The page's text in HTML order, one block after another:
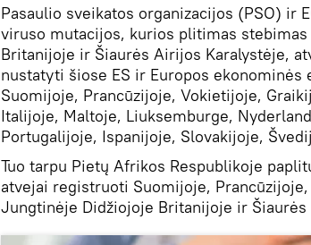
Pasaulio sveikatos organizacijos (PSO) ir
viruso mutacijos, kurios plitimas
Britanijoje ir Šiaurės Airijos Karalystėje,
nustatyti šiose ES ir Europos ekonominės
Suomijoje, Prancūzijoje, Vokietijoje,
Italijoje, Maltoje, Liuksemburge,
Portugalijoje, Ispanijoje, Slovakijoje,
Tuo tarpu Pietų Afrikos Respublikoje
atvejai registruoti Suomijoje,
Jungtinėje Didžiojoje Britanijoje ir